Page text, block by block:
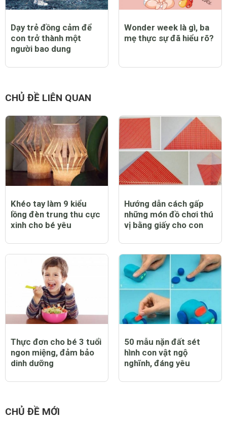
Dạy trẻ đồng cảm để
con trở thành một
người bao dung
Wonder week là gì, ba
mẹ thực sự đã hiểu rõ?
CHỦ ĐỀ LIÊN QUAN
Khéo tay làm 9 kiểu
lồng đèn trung thu cực
xinh cho bé yêu
Hướng dẫn cách gấp
những món đồ chơi thú
vị bằng giấy cho con
Thực đơn cho bé 3 tuổi
ngon miệng, đảm bảo
dinh dưỡng
50 mẫu nặn đất sét
hình con vật ngộ
nghĩnh, đáng yêu
CHỦ ĐỀ MỚI